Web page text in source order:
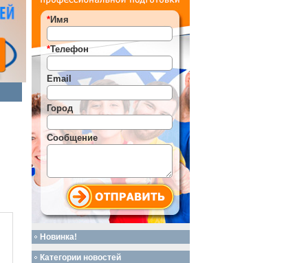
*Имя
*Телефон
Email
Город
Сообщение
Новинка!
Категории новостей